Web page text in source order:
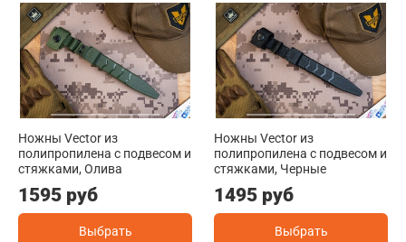
Ножны Vector из
полипропилена с подвесом и
стяжками, Олива
1595 руб
Выбрать
Ножны Vector из
полипропилена с подвесом и
стяжками, Черные
1495 руб
Выбрать